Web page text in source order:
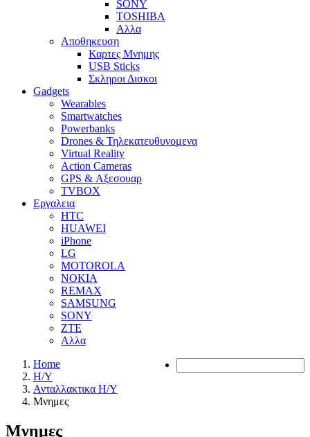
SONY
TOSHIBA
Αλλα
Αποθηκευση
Καρτες Μνημης
USB Sticks
Σκληροι Δισκοι
Gadgets
Wearables
Smartwatches
Powerbanks
Drones & Τηλεκατευθυνομενα
Virtual Reality
Action Cameras
GPS & Αξεσουαρ
TVBOX
Εργαλεια
HTC
HUAWEI
iPhone
LG
MOTOROLA
NOKIA
REMAX
SAMSUNG
SONY
ZTE
Αλλα
Home
Η/Υ
Ανταλλακτικα H/Y
Μνημες
Μνημες